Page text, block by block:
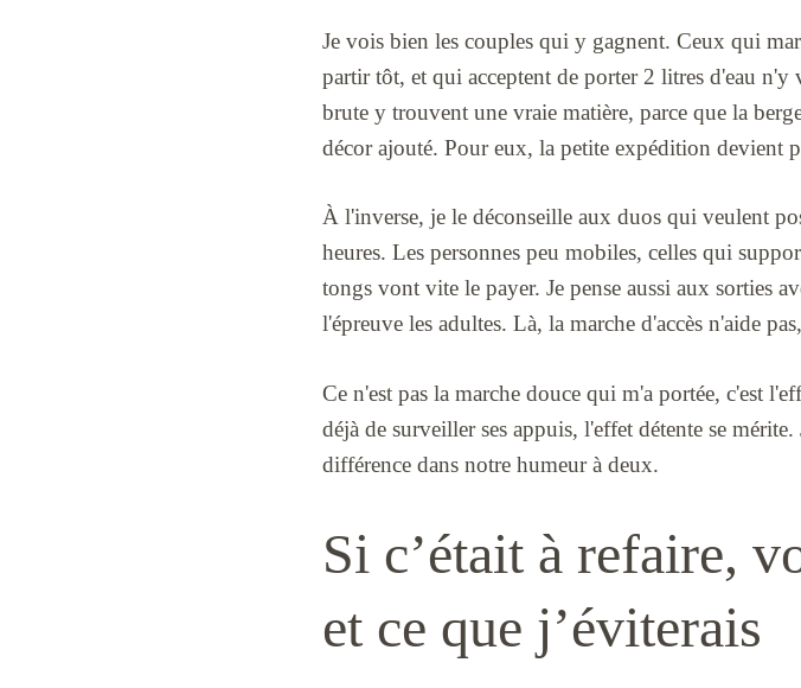
Je vois bien les couples qui y gagnent. Ceux qui
partir tôt, et qui acceptent de porter 2 litres d'eau
brute y trouvent une vraie matière, parce que la
décor ajouté. Pour eux, la petite expédition devient
À l'inverse, je le déconseille aux duos qui veulent
heures. Les personnes peu mobiles, celles qui
tongs vont vite le payer. Je pense aussi aux sorties
l'épreuve les adultes. Là, la marche d'accès n'aide
Ce n'est pas la marche douce qui m'a portée, c'est
déjà de surveiller ses appuis, l'effet détente se
différence dans notre humeur à deux.
Si c’était à refaire,
et ce que j’éviterais